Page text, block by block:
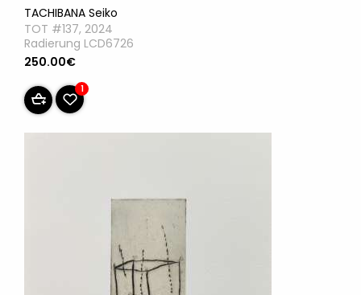
TACHIBANA Seiko
TOT #137, 2024
Radierung LCD6726
250.00€
1